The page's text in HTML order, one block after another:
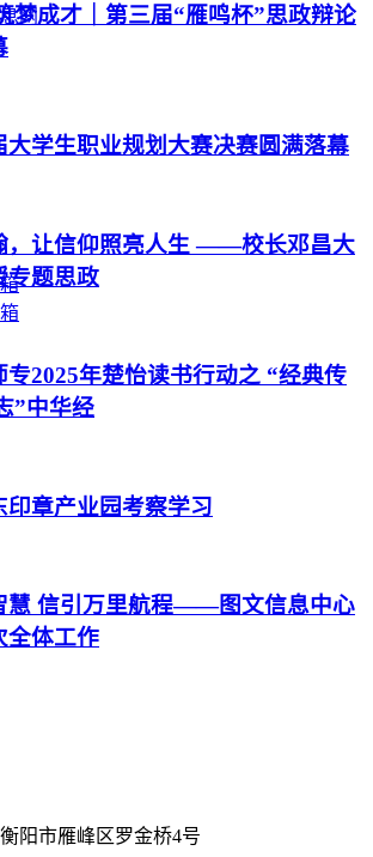
网
梦成才｜第三届“雁鸣杯”思政辩论
大学生职业规划大赛决赛圆满落幕
，让信仰照亮人生 ——校长邓昌大
专题思政
专2025年楚怡读书行动之 “经典传
”中华经
印章产业园考察学习
慧 信引万里航程——图文信息中心
全体工作
阳市雁峰区罗金桥4号